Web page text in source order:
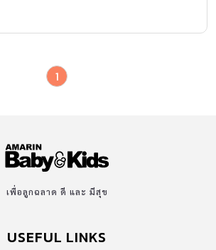
1
เพื่อลูกฉลาด ดี และ มีสุข
USEFUL LINKS